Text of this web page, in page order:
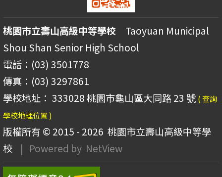
桃園市立壽山高級中等學校 Taoyuan Municipal
Shou Shan Senior High School
電話：(03) 3501778
傳真：(03) 3297861
學校地址： 333028 桃園市龜山區大同路 23 號 ( 查詢
學校地理位置 )
版權所有 © 2015 - 2026 桃園市立壽山高級中等學
校
| Powered by NetView